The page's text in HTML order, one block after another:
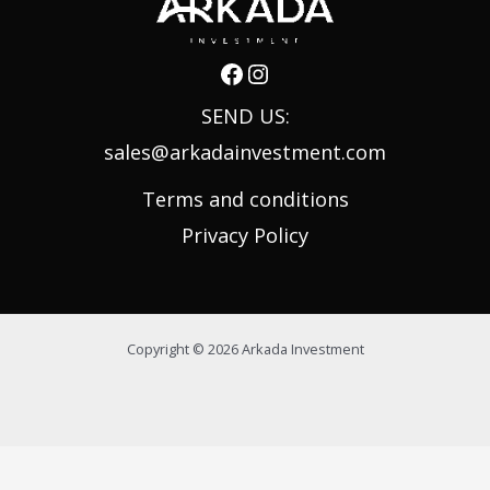
SEND US:
sales@arkadainvestment.com
Terms and conditions
Privacy Policy
Copyright © 2026 Arkada Investment